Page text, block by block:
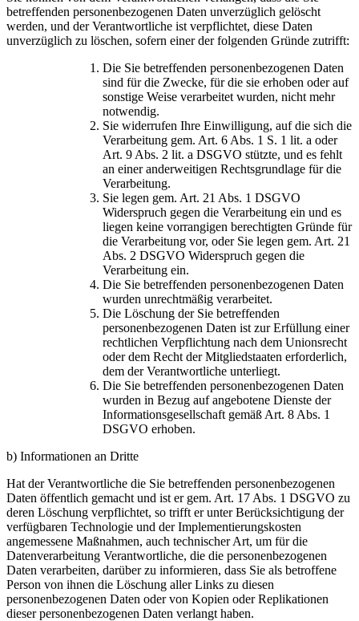
betreffenden personenbezogenen Daten unverzüglich gelöscht
werden, und der Verantwortliche ist verpflichtet, diese Daten
unverzüglich zu löschen, sofern einer der folgenden Gründe zutrifft:
Die Sie betreffenden personenbezogenen Daten
sind für die Zwecke, für die sie erhoben oder auf
sonstige Weise verarbeitet wurden, nicht mehr
notwendig.
Sie widerrufen Ihre Einwilligung, auf die sich die
Verarbeitung gem. Art. 6 Abs. 1 S. 1 lit. a oder
Art. 9 Abs. 2 lit. a DSGVO stützte, und es fehlt
an einer anderweitigen Rechtsgrundlage für die
Verarbeitung.
Sie legen gem. Art. 21 Abs. 1 DSGVO
Widerspruch gegen die Verarbeitung ein und es
liegen keine vorrangigen berechtigten Gründe für
die Verarbeitung vor, oder Sie legen gem. Art. 21
Abs. 2 DSGVO Widerspruch gegen die
Verarbeitung ein.
Die Sie betreffenden personenbezogenen Daten
wurden unrechtmäßig verarbeitet.
Die Löschung der Sie betreffenden
personenbezogenen Daten ist zur Erfüllung einer
rechtlichen Verpflichtung nach dem Unionsrecht
oder dem Recht der Mitgliedstaaten erforderlich,
dem der Verantwortliche unterliegt.
Die Sie betreffenden personenbezogenen Daten
wurden in Bezug auf angebotene Dienste der
Informationsgesellschaft gemäß Art. 8 Abs. 1
DSGVO erhoben.
b) Informationen an Dritte
Hat der Verantwortliche die Sie betreffenden personenbezogenen
Daten öffentlich gemacht und ist er gem. Art. 17 Abs. 1 DSGVO zu
deren Löschung verpflichtet, so trifft er unter Berücksichtigung der
verfügbaren Technologie und der Implementierungskosten
angemessene Maßnahmen, auch technischer Art, um für die
Datenverarbeitung Verantwortliche, die die personenbezogenen
Daten verarbeiten, darüber zu informieren, dass Sie als betroffene
Person von ihnen die Löschung aller Links zu diesen
personenbezogenen Daten oder von Kopien oder Replikationen
dieser personenbezogenen Daten verlangt haben.